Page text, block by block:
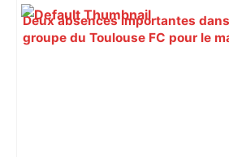
Deux absences importantes
groupe du Toulouse FC pour le